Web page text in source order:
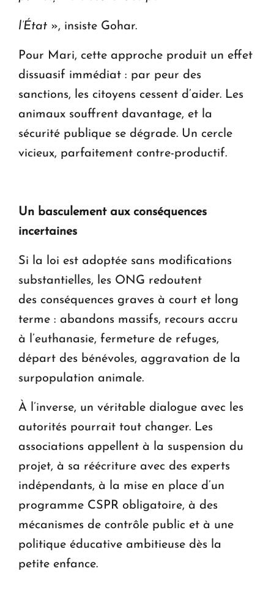
l’État », insiste Gohar.
Pour Mari, cette approche produit un effet
dissuasif immédiat : par peur des
sanctions, les citoyens cessent d’aider. Les
animaux souffrent davantage, et la
sécurité publique se dégrade. Un cercle
vicieux, parfaitement contre-productif.
Un basculement aux conséquences
incertaines
Si la loi est adoptée sans modifications
substantielles, les ONG redoutent
des conséquences graves à court et long
terme : abandons massifs, recours accru
à l’euthanasie, fermeture de refuges,
départ des bénévoles, aggravation de la
surpopulation animale.
À l’inverse, un véritable dialogue avec les
autorités pourrait tout changer. Les
associations appellent à la suspension du
projet, à sa réécriture avec des experts
indépendants, à la mise en place d’un
programme CSPR obligatoire, à des
mécanismes de contrôle public et à une
politique éducative ambitieuse dès la
petite enfance.